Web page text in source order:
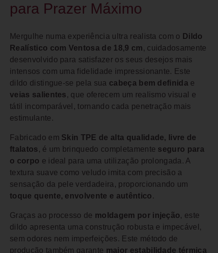
para Prazer Máximo
Mergulhe numa experiência ultra realista com o Dildo
Realístico com Ventosa de 18,9 cm , cuidadosamente
desenvolvido para satisfazer os seus desejos mais
intensos com uma fidelidade impressionante. Este
dildo distingue-se pela sua cabeça bem definida e
veias salientes , que oferecem um realismo visual e
tátil incomparável, tornando cada penetração mais
estimulante.
Fabricado em Skin TPE de alta qualidade, livre de
ftalatos , é um brinquedo completamente seguro para
o corpo e ideal para uma utilização prolongada. A
textura suave como veludo imita com precisão a
sensação da pele verdadeira, proporcionando um
toque quente, envolvente e autêntico .
Graças ao processo de moldagem por injeção, este
dildo apresenta uma construção robusta e impecável,
sem odores nem imperfeições. Este método de
produção também garante maior estabilidade térmica